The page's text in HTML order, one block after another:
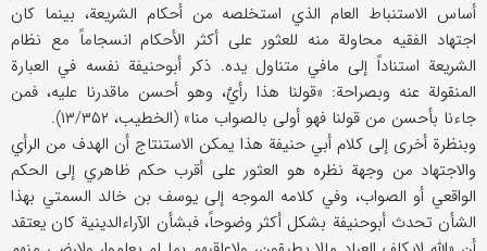
أساس الاستنباط العام الذي استخلصه من أحکام الشریعة، بینما کان
اجتهاد الفقیه محاولة منه للعثور علی أکثر الأحکام انسجاماً مع نظام
الشریعة استناداً إلی مافي متناول یده. ذکر أبوحنیفة نفسه في العبارة
المنقولة عنه وبصراحة: «قولنا هذا رأيٌ، وهو أحسن ماقدرنا علیه، فمن
جاءنا بأحسن من قولنا فهو أولی بالصواب منا» (الخطیب، ۱۳/۳۵۲).
وبنظرة أخری إلی کلام أبي حنیفة هذا یمکن الاستنتاج أن الهدف من الرأي
والاجتهاد من وجهة نظره هو العثور علی أقرب حکم ظاهري إلی الحکم
الواقعي أو الصواب، وفي کلامه الموجه إلی یوسف بن خالد السمتي بهذا
الشأن تحدث أبوحنیفة بشکل أکثر وضوحاً، فبشأن الآراء‌‌الدینیة کان یعتقد